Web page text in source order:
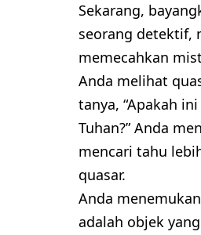
Sekarang,
seorang detektif,
memecahkan
Anda melihat
tanya, “Apakah
Tuhan?” Anda
mencari tahu
quasar.
Anda
adalah objek